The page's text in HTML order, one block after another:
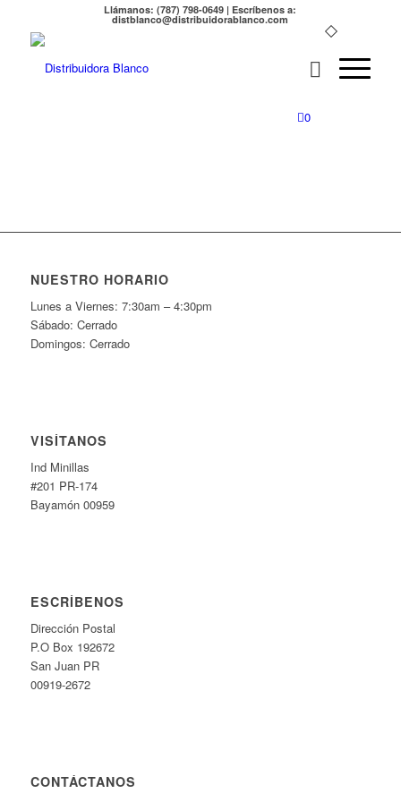
Llámanos: (787) 798-0649 | Escríbenos a:
distblanco@distribuidorablanco.com
0
NUESTRO HORARIO
Lunes a Viernes: 7:30am – 4:30pm
Sábado: Cerrado
Domingos: Cerrado
VISÍTANOS
Ind Minillas
#201 PR-174
Bayamón 00959
ESCRÍBENOS
Dirección Postal
P.O Box 192672
San Juan PR
00919-2672
CONTÁCTANOS